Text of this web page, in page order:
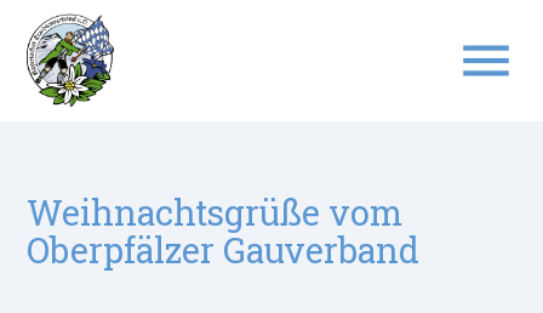
menu
Weihnachtsgrüße vom
Oberpfälzer Gauverband